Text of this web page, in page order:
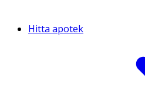
Hitta apotek